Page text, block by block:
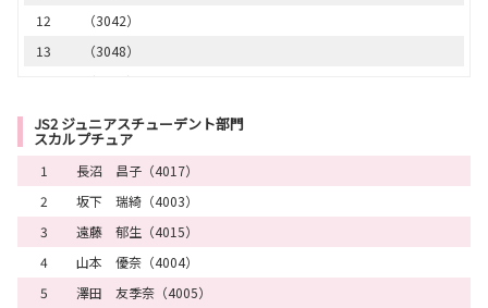
28
（2014）
28
（2012）
12
（3042）
13
（3048）
16
（3036）
17
（3011）
17
（3038）
19
（3028）
20
（3005）
21
（3029）
JS2 ジュニアスチューデント部門
スカルプチュア
1
長沼 昌子（4017）
2
坂下 瑞綺（4003）
3
遠藤 郁生（4015）
4
山本 優奈（4004）
5
澤田 友季奈（4005）